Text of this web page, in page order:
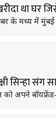
था घर
के मध्य में
सिन्हा संग
को अपने